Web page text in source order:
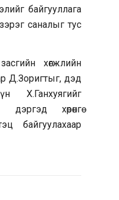
байгууллага
саналыг тус
хөгжлийн
Д.Зоригтыг, дэд
Х.Ганхуягийг
хөрөнгө
байгуулахаар